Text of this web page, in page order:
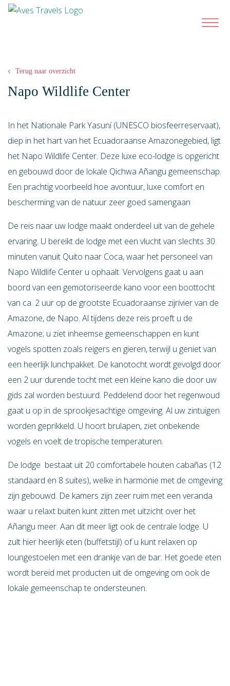
Terug naar overzicht
Napo Wildlife Center
In het Nationale Park Yasuní (UNESCO biosfeerreservaat),
diep in het hart van het Ecuadoraanse Amazonegebied, ligt
het Napo Wildlife Center. Deze luxe eco-lodge is opgericht
en gebouwd door de lokale Qichwa Añangu gemeenschap.
Een prachtig voorbeeld hoe avontuur, luxe comfort en
bescherming van de natuur zeer goed samengaan
De reis naar uw lodge maakt onderdeel uit van de gehele
ervaring. U bereikt de lodge met een vlucht van slechts 30
minuten vanuit Quito naar Coca, waar het personeel van
Napo Wildlife Center u ophaalt. Vervolgens gaat u aan
boord van een gemotoriseerde kano voor een boottocht
van ca. 2 uur op de grootste Ecuadoraanse zijrivier van de
Amazone, de Napo. Al tijdens deze reis proeft u de
Amazone; u ziet inheemse gemeenschappen en kunt
vogels spotten zoals reigers en gieren, terwijl u geniet van
een heerlijk lunchpakket. De kanotocht wordt gevolgd door
een 2 uur durende tocht met een kleine kano die door uw
gids zal worden bestuurd. Peddelend door het regenwoud
gaat u op in de sprookjesachtige omgeving. Al uw zintuigen
worden geprikkeld. U hoort brulapen, ziet onbekende
vogels en voelt de tropische temperaturen.
De lodge bestaat uit 20 comfortabele houten cabañas (12
standaard en 8 suites), welke in harmonie met de omgeving
zijn gebouwd. De kamers zijn zeer ruim met een veranda
waar u relaxt buiten kunt zitten met uitzicht over het
Añangu meer. Aan dit meer ligt ook de centrale lodge. U
zult hier heerlijk eten (buffetstijl) of u kunt relaxen op
loungestoelen met een drankje van de bar. Het goede eten
wordt bereid met producten uit de omgeving om ook de
lokale gemeenschap te ondersteunen.